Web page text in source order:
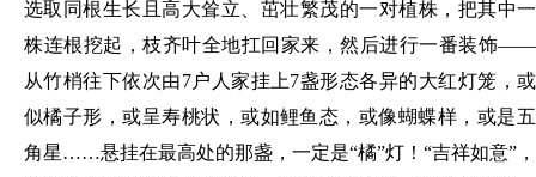
选取同根生长且高大耸立、茁壮繁茂的一对植株，把其中一
株连根挖起，枝齐叶全地扛回家来，然后进行一番装饰——
从竹梢往下依次由7户人家挂上7盏形态各异的大红灯笼，或
似橘子形，或呈寿桃状，或如鲤鱼态，或像蝴蝶样，或是五
角星……悬挂在最高处的那盏，一定是“橘”灯！“吉祥如意”，